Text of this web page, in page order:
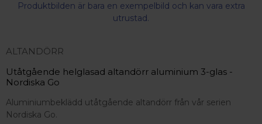
Produktbilden är bara en exempelbild och kan vara extra
utrustad.
ALTANDÖRR
Utåtgående helglasad altandörr aluminium 3-glas -
Nordiska Go
Aluminiumbeklädd utåtgående altandörr från vår serien
Nordiska Go.